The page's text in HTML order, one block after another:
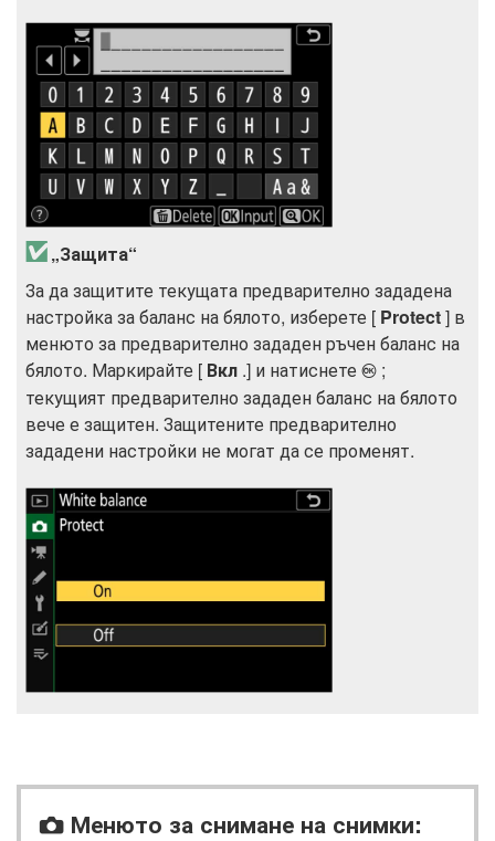
„Защита“
За да защитите текущата предварително зададена
настройка за баланс на бялото, изберете [ Protect] в
менюто за предварително зададен ръчен баланс на
бялото. Маркирайте [ Вкл .] и натиснете J ;
текущият предварително зададен баланс на бялото
вече е защитен. Защитените предварително
зададени настройки не могат да се променят.
C Менюто за снимане на снимки: